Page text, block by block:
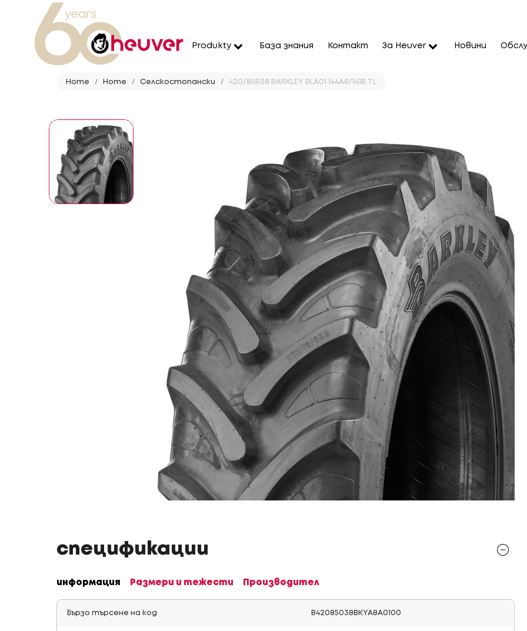
Produkty База знания Контакт За Heuver Новини
Home Home Селскостопански 420/85R38 BARKLEY BLA01 144A8/141B TL
спецификации
информация Размери и тежести Производител
Бързо търсене на код B42085038BKYA8A0100